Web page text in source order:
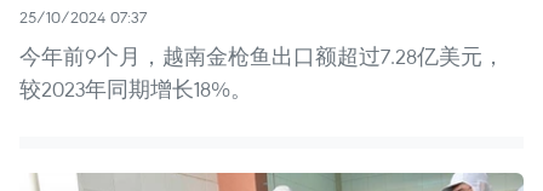
25/10/2024 07:37
今年前9个月，越南金枪鱼出口额超过7.28亿美元，
较2023年同期增长18%。